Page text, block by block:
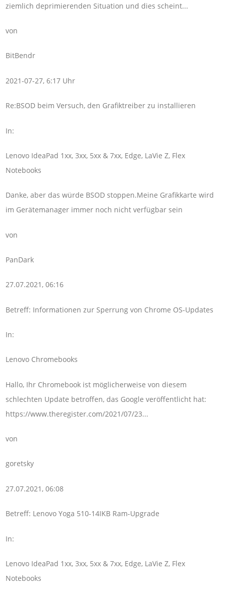
ziemlich deprimierenden Situation und dies scheint...
von
BitBendr
2021-07-27, 6:17 Uhr
Re:BSOD beim Versuch, den Grafiktreiber zu installieren
In:
Lenovo IdeaPad 1xx, 3xx, 5xx & 7xx, Edge, LaVie Z, Flex
Notebooks
Danke, aber das würde BSOD stoppen.Meine Grafikkarte wird
im Gerätemanager immer noch nicht verfügbar sein
von
PanDark
27.07.2021, 06:16
Betreff: Informationen zur Sperrung von Chrome OS-Updates
In:
Lenovo Chromebooks
Hallo, Ihr Chromebook ist möglicherweise von diesem
schlechten Update betroffen, das Google veröffentlicht hat:
https://www.theregister.com/2021/07/23...
von
goretsky
27.07.2021, 06:08
Betreff: Lenovo Yoga 510-14IKB Ram-Upgrade
In:
Lenovo IdeaPad 1xx, 3xx, 5xx & 7xx, Edge, LaVie Z, Flex
Notebooks